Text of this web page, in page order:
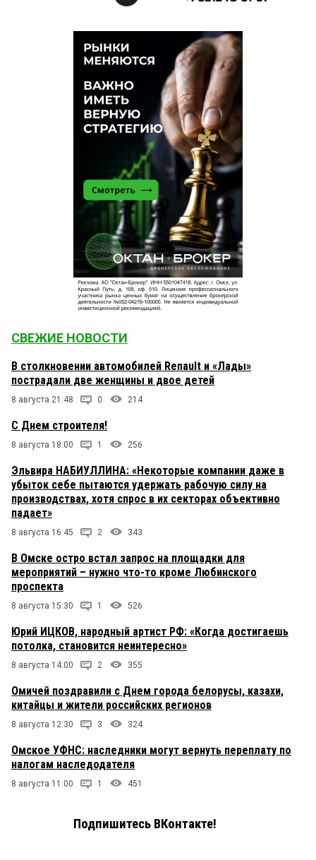
СВЕЖИЕ НОВОСТИ
В столкновении автомобилей Renault и «Лады»
пострадали две женщины и двое детей
8 августа 21:48 0 214
С Днем строителя!
8 августа 18:00 1 256
Эльвира НАБИУЛЛИНА: «Некоторые компании даже в
убыток себе пытаются удержать рабочую силу на
производствах, хотя спрос в их секторах объективно
падает»
8 августа 16:45 2 343
В Омске остро встал запрос на площадки для
мероприятий – нужно что-то кроме Любинского
проспекта
8 августа 15:30 1 526
Юрий ИЦКОВ, народный артист РФ: «Когда достигаешь
потолка, становится неинтересно»
8 августа 14:00 2 355
Омичей поздравили с Днем города белорусы, казахи,
китайцы и жители российских регионов
8 августа 12:30 3 324
Омское УФНС: наследники могут вернуть переплату по
налогам наследодателя
8 августа 11:00 1 451
Подпишитесь ВКонтакте!